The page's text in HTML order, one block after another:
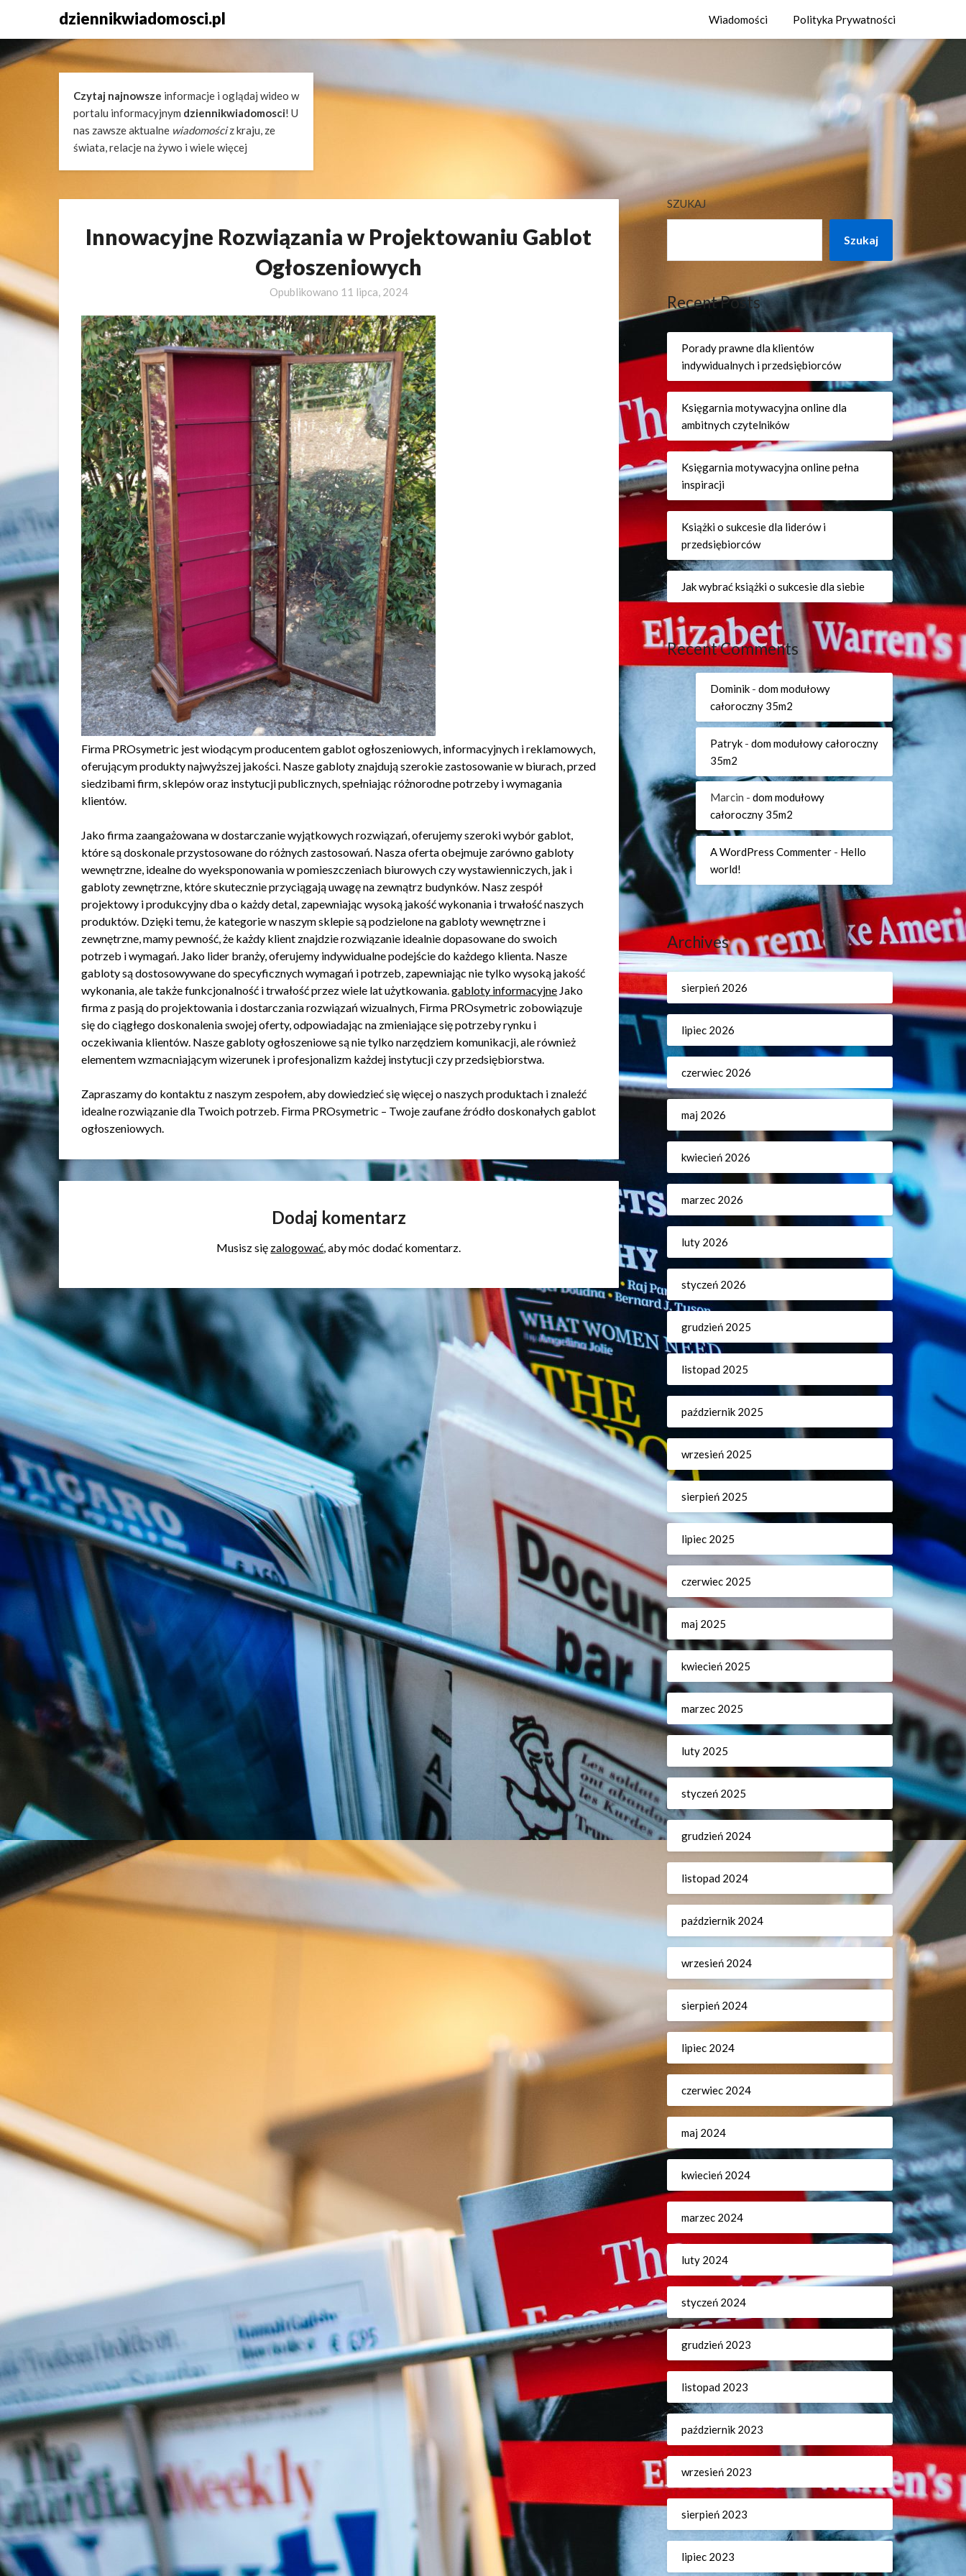
content
dziennikwiadomosci.pl Wiadomości Polityka Prywatności
Czytaj najnowsze informacje i oglądaj wideo w
portalu informacyjnym dziennikwiadomosci! U
nas zawsze aktualne wiadomościz kraju, ze
świata, relacje na żywo i wiele więcej
Innowacyjne Rozwiązania w Projektowaniu Gablot
Ogłoszeniowych
Opublikowano 11 lipca, 2024
Firma PROsymetric jest wiodącym producentem gablot ogłoszeniowych, informacyjnych i reklamowych,
oferującym produkty najwyższej jakości. Nasze gabloty znajdują szerokie zastosowanie w biurach, przed
siedzibami firm, sklepów oraz instytucji publicznych, spełniając różnorodne potrzeby i wymagania
klientów.
Jako firma zaangażowana w dostarczanie wyjątkowych rozwiązań, oferujemy szeroki wybór gablot,
które są doskonale przystosowane do różnych zastosowań. Nasza oferta obejmuje zarówno gabloty
wewnętrzne, idealne do wyeksponowania w pomieszczeniach biurowych czy wystawienniczych, jak i
gabloty zewnętrzne, które skutecznie przyciągają uwagę na zewnątrz budynków. Nasz zespół
projektowy i produkcyjny dba o każdy detal, zapewniając wysoką jakość wykonania i trwałość naszych
produktów. Dzięki temu, że kategorie w naszym sklepie są podzielone na gabloty wewnętrzne i
zewnętrzne, mamy pewność, że każdy klient znajdzie rozwiązanie idealnie dopasowane do swoich
potrzeb i wymagań. Jako lider branży, oferujemy indywidualne podejście do każdego klienta. Nasze
gabloty są dostosowywane do specyficznych wymagań i potrzeb, zapewniając nie tylko wysoką jakość
wykonania, ale także funkcjonalność i trwałość przez wiele lat użytkowania.gabloty informacyjne Jako
firma z pasją do projektowania i dostarczania rozwiązań wizualnych, Firma PROsymetric zobowiązuje
się do ciągłego doskonalenia swojej oferty, odpowiadając na zmieniające się potrzeby rynku i
oczekiwania klientów. Nasze gabloty ogłoszeniowe są nie tylko narzędziem komunikacji, ale również
elementem wzmacniającym wizerunek i profesjonalizm każdej instytucji czy przedsiębiorstwa.
Zapraszamy do kontaktu z naszym zespołem, aby dowiedzieć się więcej o naszych produktach i znaleźć
idealne rozwiązanie dla Twoich potrzeb. Firma PROsymetric – Twoje zaufane źródło doskonałych gablot
ogłoszeniowych.
Dodaj komentarz
Musisz się zalogować, aby móc dodać komentarz.
SZUKAJ
Szukaj
Recent Posts
Porady prawne dla klientów
indywidualnych i przedsiębiorców
Księgarnia motywacyjna online dla
ambitnych czytelników
Księgarnia motywacyjna online pełna
inspiracji
Książki o sukcesie dla liderów i
przedsiębiorców
Jak wybrać książki o sukcesie dla siebie
Recent Comments
Dominik- dom modułowy
całoroczny 35m2
Patryk- dom modułowy całoroczny
35m2
Marcin - dom modułowy
całoroczny 35m2
A WordPress Commenter- Hello
world!
Archives
sierpień 2026
lipiec 2026
czerwiec 2026
maj 2026
kwiecień 2026
marzec 2026
luty 2026
styczeń 2026
grudzień 2025
listopad 2025
październik 2025
wrzesień 2025
sierpień 2025
lipiec 2025
czerwiec 2025
maj 2025
kwiecień 2025
marzec 2025
luty 2025
styczeń 2025
grudzień 2024
listopad 2024
październik 2024
wrzesień 2024
sierpień 2024
lipiec 2024
czerwiec 2024
maj 2024
kwiecień 2024
marzec 2024
luty 2024
styczeń 2024
grudzień 2023
listopad 2023
październik 2023
wrzesień 2023
sierpień 2023
lipiec 2023